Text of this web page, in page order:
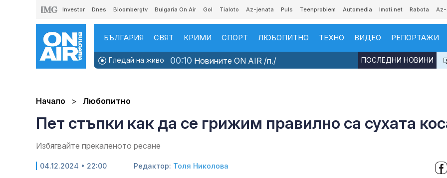
Investor Dnes Bloombergtv Bulgaria On Air Gol Tialoto Az-jenata Puls Teenproblem Automedia Imoti.net Rabota
БЪЛГАРИЯ СВЯТ КРИМИ СПОРТ ЛЮБОПИТНО ТЕХНО ВИДЕО РЕПОРТАЖИ
Гледай на живо 00:10 Новините ON AIR /п./ ПОСЛЕДНИ НОВИНИ
Начало Любопитно
Пет стъпки как да се грижим правилно са сухата
Избягвайте прекаленото ресане
04.12.2024 • 22:00 Редактор: Толя Николова